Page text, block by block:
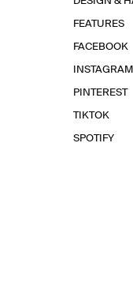
FEATURES
FACEBOOK
INSTAGRAM
PINTEREST
TIKTOK
SPOTIFY